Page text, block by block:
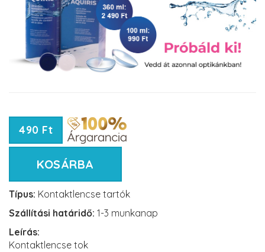
490 Ft
KOSÁRBA
Típus: Kontaktlencse tartók
Szállítási határidő: 1-3 munkanap
Leírás:
Kontaktlencse tok